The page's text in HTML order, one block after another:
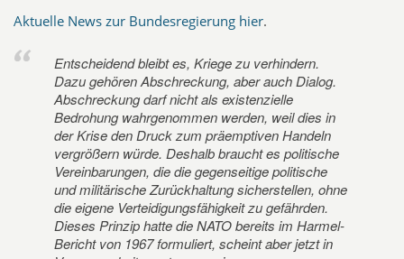
Aktuelle News zur Bundesregierung hier.
Entscheidend bleibt es, Kriege zu verhindern.
Dazu gehören Abschreckung, aber auch Dialog.
Abschreckung darf nicht als existenzielle
Bedrohung wahrgenommen werden, weil dies in
der Krise den Druck zum präemptiven Handeln
vergrößern würde. Deshalb braucht es politische
Vereinbarungen, die die gegenseitige politische
und militärische Zurückhaltung sicherstellen, ohne
die eigene Verteidigungsfähigkeit zu gefährden.
Dieses Prinzip hatte die NATO bereits im Harmel-
Bericht von 1967 formuliert, scheint aber jetzt in